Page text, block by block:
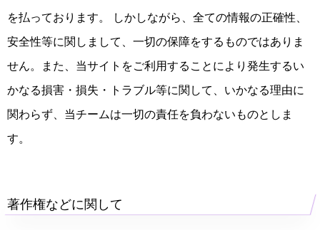
を払っております。 しかしながら、全ての情報の正確性、
安全性等に関しまして、一切の保障をするものではありま
せん。また、当サイトをご利用することにより発生するい
かなる損害・損失・トラブル等に関して、いかなる理由に
関わらず、当チームは一切の責任を負わないものとしま
す。
著作権などに関して